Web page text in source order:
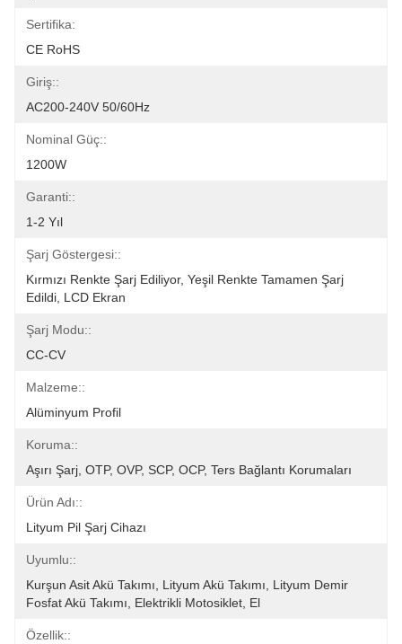
Sertifika:
CE RoHS
Giriş::
AC200-240V 50/60Hz
Nominal Güç::
1200W
Garanti::
1-2 Yıl
Şarj Göstergesi::
Kırmızı Renkte Şarj Ediliyor, Yeşil Renkte Tamamen Şarj
Edildi, LCD Ekran
Şarj Modu::
CC-CV
Malzeme::
Alüminyum Profil
Koruma::
Aşırı Şarj, OTP, OVP, SCP, OCP, Ters Bağlantı Korumaları
Ürün Adı::
Lityum Pil Şarj Cihazı
Uyumlu::
Kurşun Asit Akü Takımı, Lityum Akü Takımı, Lityum Demir
Fosfat Akü Takımı, Elektrikli Motosiklet, El
Özellik::